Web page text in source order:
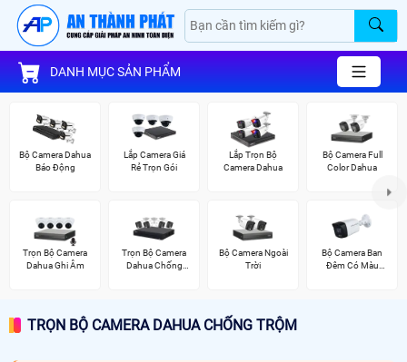
DANH MỤC SẢN PHẨM
Bộ Camera Dahua
Báo Động
Lắp Camera Giá
Rẻ Trọn Gói
Lắp Trọn Bộ
Camera Dahua
Bộ Camera Full
Color Dahua
Trọn Bộ Camera
Dahua Ghi Âm
Trọn Bộ Camera
Dahua Chống
Bộ Camera Ngoài
Trời
Bộ Camera Ban
Đêm Có Màu
TRỌN BỘ CAMERA DAHUA CHỐNG TRỘM